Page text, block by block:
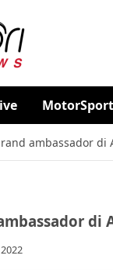
MotorSport
ambassador di
di